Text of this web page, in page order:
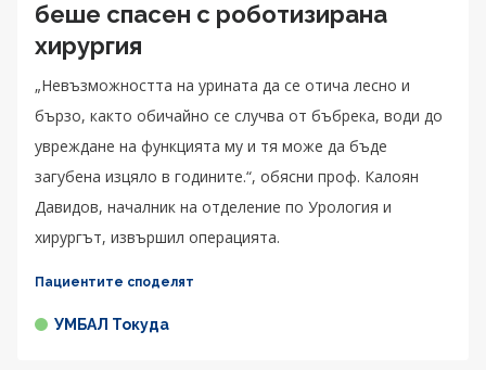
беше спасен с роботизирана
хирургия
„Невъзможността на урината да се отича лесно и
бързо, както обичайно се случва от бъбрека, води до
увреждане на функцията му и тя може да бъде
загубена изцяло в годините.“, обясни проф. Калоян
Давидов, началник на отделение по Урология и
хирургът, извършил операцията.
Пациентите споделят
УМБАЛ Токуда